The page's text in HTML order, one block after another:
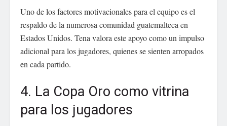
Uno de los factores motivacionales para el equipo es el
respaldo de la numerosa comunidad guatemalteca en
Estados Unidos. Tena valora este apoyo como un impulso
adicional para los jugadores, quienes se sienten arropados
en cada partido.
4. La Copa Oro como vitrina
para los jugadores